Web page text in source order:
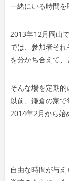
一緒にいる時間
2013年12月岡山
では、参加者そ
を分かち合えて
そんな場を定期
以前、鎌倉の家
2014年2月から始
自由な時間が与